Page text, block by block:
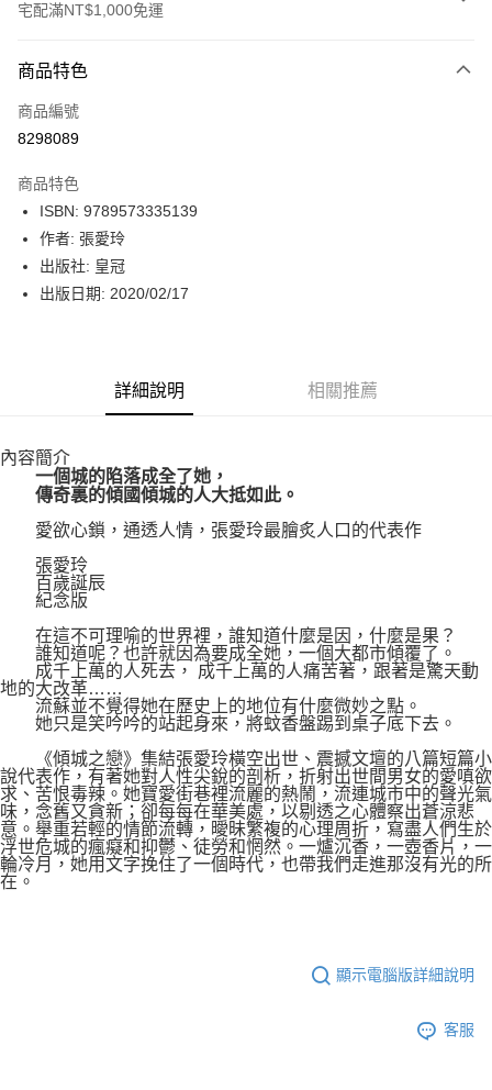
宅配滿NT$1,000免運
icash Pay
信用卡一次付款
LINE Pay
Apple Pay
街口支付
博客來商品配送方式
每筆NT$80，滿NT$1,000(含以上)免運費
商品特色
商品編號
8298089
商品特色
ISBN: 9789573335139
作者: 張愛玲
出版社: 皇冠
出版日期: 2020/02/17
詳細說明 相關推薦
內容簡介
一個城的陷落成全了她，
傳奇裏的傾國傾城的人大抵如此。
愛欲心鎖，通透人情，張愛玲最膾炙人口的代表作
張愛玲
百歲誕辰
紀念版
在這不可理喻的世界裡，誰知道什麼是因，什麼是果？
誰知道呢？也許就因為要成全她，一個大都市傾覆了。
成千上萬的人死去， 成千上萬的人痛苦著，跟著是驚天動
地的大改革……
流蘇並不覺得她在歷史上的地位有什麼微妙之點。
她只是笑吟吟的站起身來，將蚊香盤踢到桌子底下去。
《傾城之戀》集結張愛玲橫空出世、震撼文壇的八篇短篇小
說代表作，有著她對人性尖銳的剖析，折射出世間男女的愛嗔欲
求、苦恨毒辣。她寶愛街巷裡流麗的熱鬧，流連城市中的聲光氣
味，念舊又貪新；卻每每在華美處，以剔透之心體察出蒼涼悲
意。舉重若輕的情節流轉，曖昧繁複的心理周折，寫盡人們生於
浮世危城的瘋癡和抑鬱、徒勞和惘然。一爐沉香，一壺香片，一
輪冷月，她用文字挽住了一個時代，也帶我們走進那沒有光的所
在。
顯示電腦版詳細說明
客服